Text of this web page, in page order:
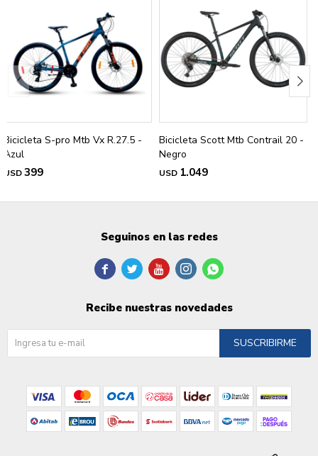
Bicicleta S-pro Mtb Vx R.27.5 -
Azul
USD399
Bicicleta Scott Mtb Contrail 20 -
Negro
USD 1.049
Seguinos en las redes
    
Recibe nuestras novedades
SUSCRIBIRME